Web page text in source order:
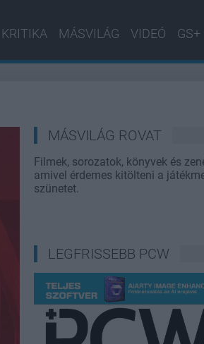
KRITIKA MÁSVILÁG VIDEÓ GS+
MÁSVILÁG ROVAT
Filmek, sorozatok, könyvek és
amivel érdemes kitölteni a
szünetet.
LEGFRISSEBB PCW